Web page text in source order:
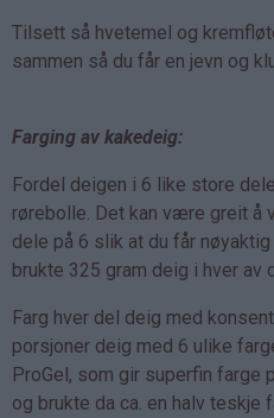
Tilsett så hvetemel og
sammen så du får en jevn og
Farging av kakedeig:
Fordel deigen i 6 like store
rørebolle. Det kan være greit å
dele på 6 slik at du får
brukte 325 gram deig i hver av
Farg hver del deig med
porsjoner deig med 6 ulike
ProGel, som gir superfin farge
og brukte da ca. en halv teskje